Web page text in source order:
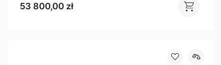
53 800,00 zł